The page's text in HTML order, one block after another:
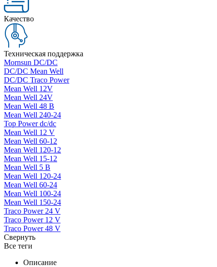
Качество
Техническая поддержка
Mornsun DC/DC
DC/DC Mean Well
DC/DC Traco Power
Mean Well 12V
Mean Well 24V
Mean Well 48 В
Mean Well 240-24
Top Power dc/dc
Mean Well 12 V
Mean Well 60-12
Mean Well 120-12
Mean Well 15-12
Mean Well 5 В
Mean Well 120-24
Mean Well 60-24
Mean Well 100-24
Mean Well 150-24
Traco Power 24 V
Traco Power 12 V
Traco Power 48 V
Свернуть
Все теги
Описание